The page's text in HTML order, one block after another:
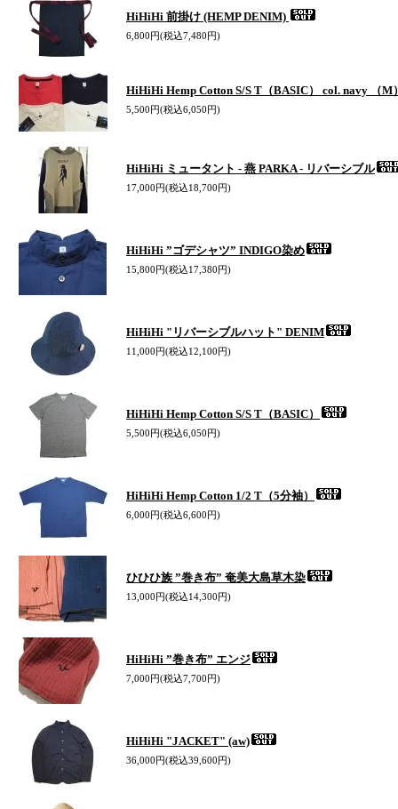
HiHiHi 前掛け (HEMP DENIM)
6,800円(税込7,480円)
HiHiHi Hemp Cotton S/S T（BASIC） col. navy （M
5,500円(税込6,050円)
HiHiHi ミュータント - 燕 PARKA - リバーシブル
17,000円(税込18,700円)
HiHiHi ”ゴデシャツ” INDIGO染め
15,800円(税込17,380円)
HiHiHi "リバーシブルハット" DENIM
11,000円(税込12,100円)
HiHiHi Hemp Cotton S/S T（BASIC）
5,500円(税込6,050円)
HiHiHi Hemp Cotton 1/2 T（5分袖）
6,000円(税込6,600円)
ひひひ族 ”巻き布” 奄美大島草木染
13,000円(税込14,300円)
HiHiHi ”巻き布” エンジ
7,000円(税込7,700円)
HiHiHi "JACKET" (aw)
36,000円(税込39,600円)